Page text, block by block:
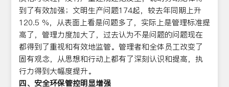
到了有效加强；文明生产问题174起，较去年同期上升
120.5 %，从表面上看是问题多了，实际上是管理标准提
高了，管理力度加大了，过去认为不是问题的问题现在
都得到了重视和有效地监管。管理者和全体员工改变了
固有观念，从思想和行动上都有了深刻认识和提高，执
行力得到大幅度提升。
四、安全环保管控明显增强